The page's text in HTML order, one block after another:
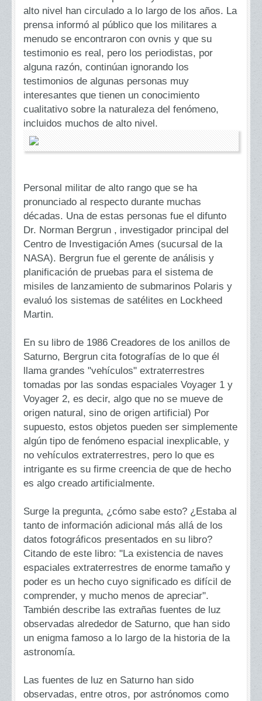
alto nivel han circulado a lo largo de los años. La
prensa informó al público que los militares a
menudo se encontraron con ovnis y que su
testimonio es real, pero los periodistas, por
alguna razón, continúan ignorando los
testimonios de algunas personas muy
interesantes que tienen un conocimiento
cualitativo sobre la naturaleza del fenómeno,
incluidos muchos de alto nivel.
Personal militar de alto rango que se ha
pronunciado al respecto durante muchas
décadas. Una de estas personas fue el difunto
Dr. Norman Bergrun , investigador principal del
Centro de Investigación Ames (sucursal de la
NASA). Bergrun fue el gerente de análisis y
planificación de pruebas para el sistema de
misiles de lanzamiento de submarinos Polaris y
evaluó los sistemas de satélites en Lockheed
Martin.
En su libro de 1986 Creadores de los anillos de
Saturno, Bergrun cita fotografías de lo que él
llama grandes "vehículos" extraterrestres
tomadas por las sondas espaciales Voyager 1 y
Voyager 2, es decir, algo que no se mueve de
origen natural, sino de origen artificial) Por
supuesto, estos objetos pueden ser simplemente
algún tipo de fenómeno espacial inexplicable, y
no vehículos extraterrestres, pero lo que es
intrigante es su firme creencia de que de hecho
es algo creado artificialmente.
Surge la pregunta, ¿cómo sabe esto? ¿Estaba al
tanto de información adicional más allá de los
datos fotográficos presentados en su libro?
Citando de este libro: "La existencia de naves
espaciales extraterrestres de enorme tamaño y
poder es un hecho cuyo significado es difícil de
comprender, y mucho menos de apreciar".
También describe las extrañas fuentes de luz
observadas alrededor de Saturno, que han sido
un enigma famoso a lo largo de la historia de la
astronomía.
Las fuentes de luz en Saturno han sido
observadas, entre otros, por astrónomos como